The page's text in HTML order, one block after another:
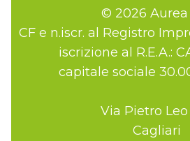
© 2026 Aurea
CF e n.iscr. al Registro
iscrizione al R.E.A.:
capitale sociale
Via Pietro Leo
Cagliari